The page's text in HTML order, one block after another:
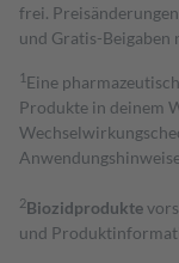
frei.
und Gratis-Beigaben
1 Eine
Produkte in deinem
2Biozidprodukte
und